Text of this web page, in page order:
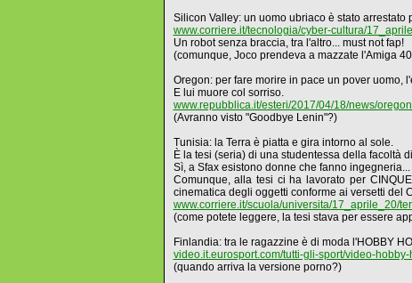
Silicon Valley: un uomo ubriaco è stato arrestato
www.corriere.it/tecnologia/cyber-cultura/
Un robot senza braccia, tra l'altro... must not fap!
(comunque, Joco prendeva a mazzate l'Amiga
Oregon: per fare morire in pace un pover uomo,
E lui muore col sorriso.
www.repubblica.it/esteri/2017/04/18/news/
(Avranno visto "Goodbye Lenin"?)
Tunisia: la Terra è piatta e gira intorno al sole.
È la tesi (seria) di una studentessa della facoltà
Sì, a Sfax esistono donne che fanno
Comunque, alla tesi ci ha lavorato per
cinematica degli oggetti conforme ai versetti del
www.corriere.it/scuola/universita/17_aprile_20/
(come potete leggere, la tesi stava per essere
Finlandia: tra le ragazzine è di moda l'HOBBY
video.it.eurosport.com/tutti-gli-sport/video-
(quando arriva la versione porno?)